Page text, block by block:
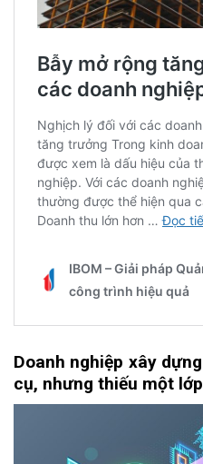
Doanh nghiệp xây dựng
cụ, nhưng thiếu một lớp